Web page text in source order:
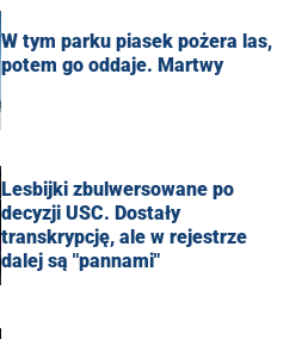
W tym parku piasek pożera las,
potem go oddaje. Martwy
Lesbijki zbulwersowane po
decyzji USC. Dostały
transkrypcję, ale w rejestrze
dalej są "pannami"